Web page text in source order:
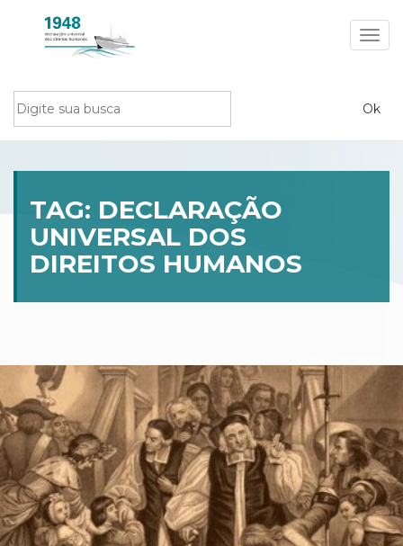
TAG: DECLARAÇÃO
UNIVERSAL DOS
DIREITOS HUMANOS